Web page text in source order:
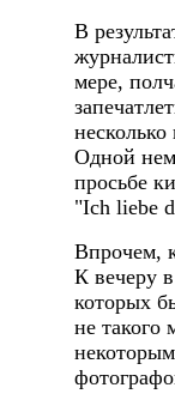
В
мере,
Одной
просьбе
"Ich liebe
Впрочем,
К вечеру
которых
не